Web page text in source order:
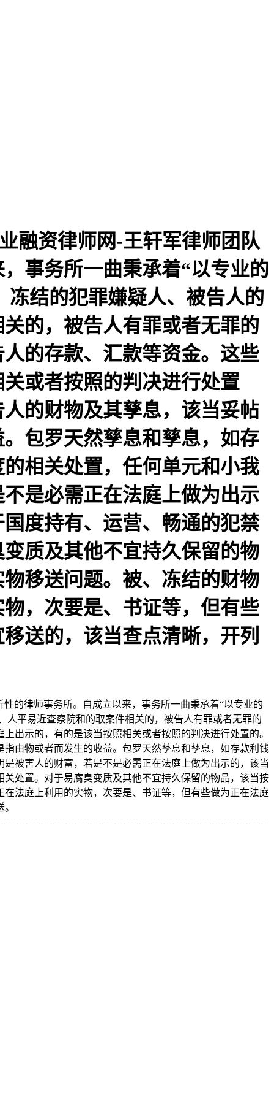
资律师网-王轩军律师团队
事务所一曲秉承着“以专业的
结的犯罪嫌疑人、被告人的
的，被告人有罪或者无罪的
的存款、汇款等资金。这些
或者按照的判决进行处置
的财物及其孳息，该当妥帖
包罗天然孳息和孳息，如存
相关处置，任何单元和小我
是必需正在法庭上做为出示
度持有、运营、畅通的犯禁
质及其他不宜持久保留的物
移送问题。被、冻结的财物
，次要是、书证等，但有些
送的，该当查点清晰，开列
的律师事务所。自成立以来，事务所一曲秉承着“以专业的
平易近查察院和的取案件相关的，被告人有罪或者无罪的
出示的，有的是该当按照相关或者按照的判决进行处置的。
由物或者而发生的收益。包罗天然孳息和孳息，如存款利钱
被害人的财富，若是不是必需正在法庭上做为出示的，该当
处置。对于易腐臭变质及其他不宜持久保留的物品，该当按
法庭上利用的实物，次要是、书证等，但有些做为正在法庭